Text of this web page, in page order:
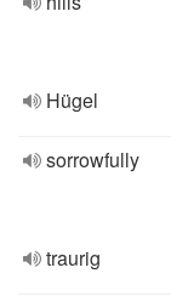
Hügel
sorrowfully
traurig